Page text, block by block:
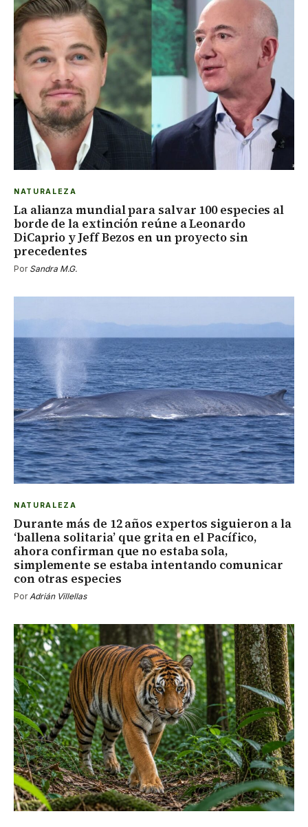
NATURALEZA
La alianza mundial para salvar 100 especies al
borde de la extinción reúne a Leonardo
DiCaprio y Jeff Bezos en un proyecto sin
precedentes
Por Sandra M.G.
NATURALEZA
Durante más de 12 años expertos siguieron a la
‘ballena solitaria’ que grita en el Pacífico,
ahora confirman que no estaba sola,
simplemente se estaba intentando comunicar
con otras especies
Por Adrián Villellas